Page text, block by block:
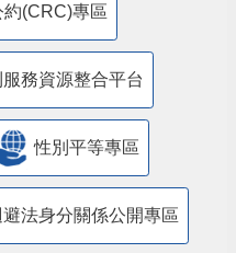
約(CRC)專區
務資源整合平台
性別平等專區
法身分關係公開專區